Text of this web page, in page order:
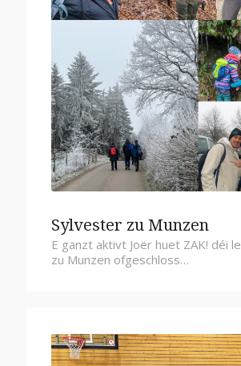
Sylvester zu Munzen
E ganzt aktivt Joër huet ZAK! déi
zu Munzen ofgeschloss…